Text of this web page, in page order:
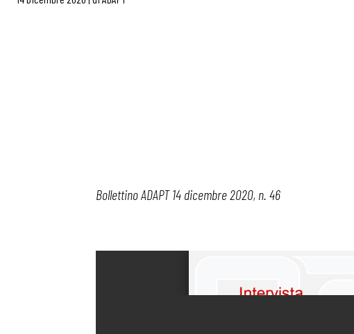
Bollettino ADAPT 14 dicembre 2020, n. 46